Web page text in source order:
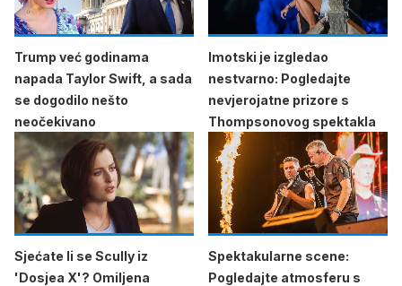
Trump već godinama
napada Taylor Swift, a sada
se dogodilo nešto
neočekivano
Imotski je izgledao
nestvarno: Pogledajte
nevjerojatne prizore s
Thompsonovog spektakla
Sjećate li se Scully iz
'Dosjea X'? Omiljena
Spektakularne scene:
Pogledajte atmosferu s